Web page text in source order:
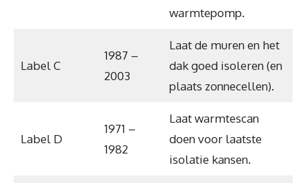
warmtepomp.
Label C
1987 –
2003
Laat de muren en het
dak goed isoleren (en
plaats zonnecellen).
Label D
1971 –
1982
Laat warmtescan
doen voor laatste
isolatie kansen.